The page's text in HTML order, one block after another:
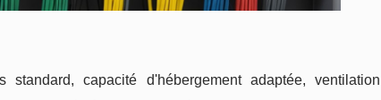
capacité d'hébergement adaptée, ventilation